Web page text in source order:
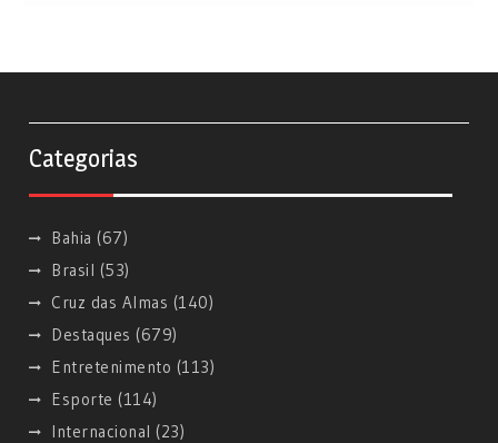
Categorias
Bahia (67)
Brasil (53)
Cruz das Almas (140)
Destaques (679)
Entretenimento (113)
Esporte (114)
Internacional (23)